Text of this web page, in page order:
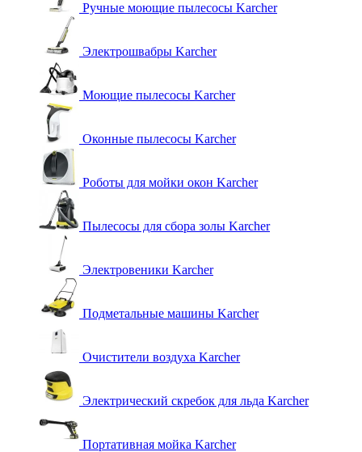
Ручные моющие пылесосы Karcher
Электрошвабры Karcher
Моющие пылесосы Karcher
Оконные пылесосы Karcher
Роботы для мойки окон Karcher
Пылесосы для сбора золы Karcher
Электровеники Karcher
Подметальные машины Karcher
Очистители воздуха Karcher
Электрический скребок для льда Karcher
Портативная мойка Karcher